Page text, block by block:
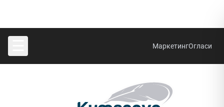
МаркетингОгласи